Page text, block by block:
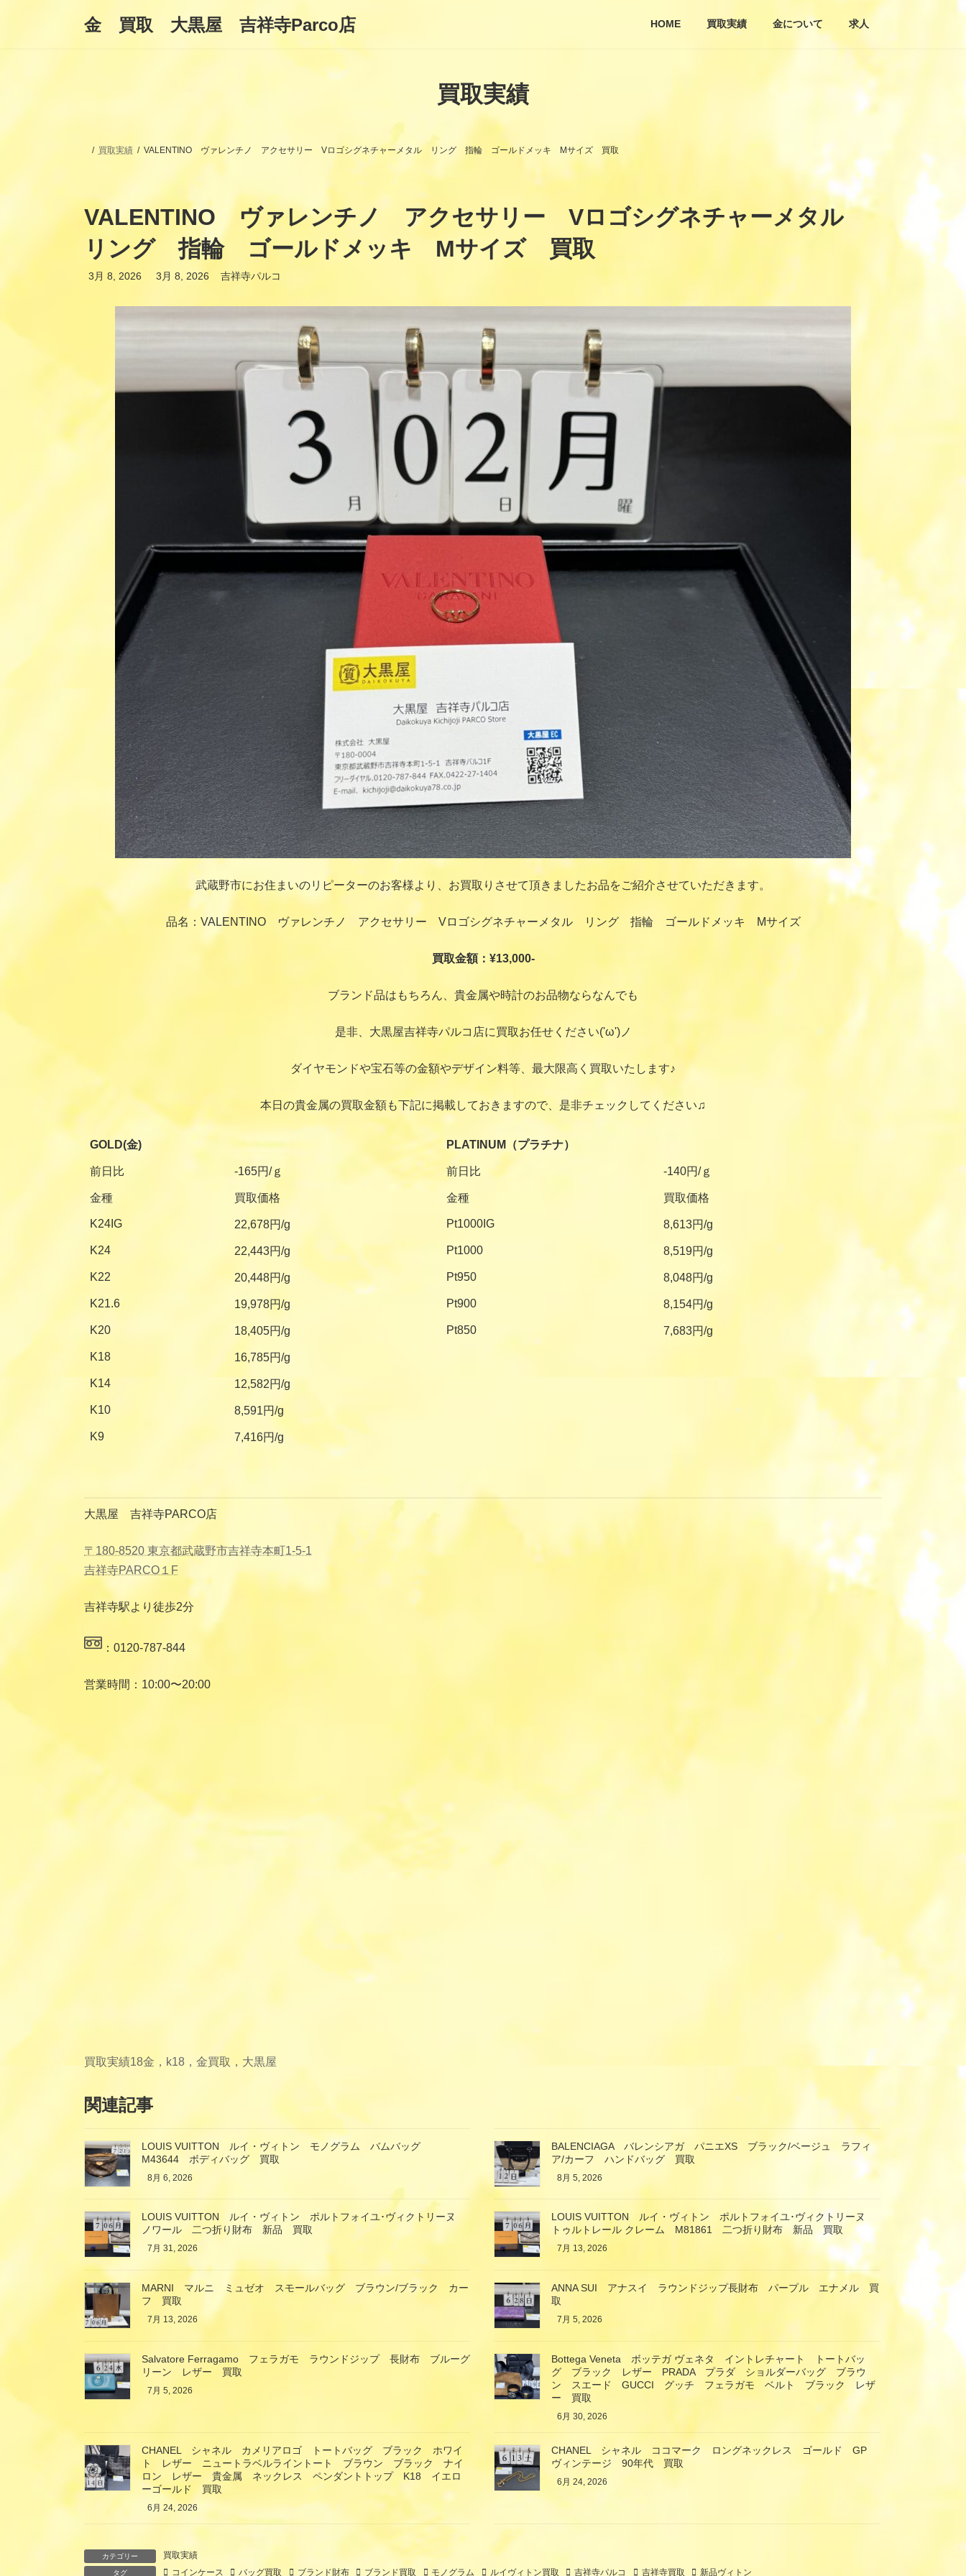
金 買取 大黒屋 吉祥寺Parco店 HOME 買取実績 金について 求人
買取実績
買取実績 VALENTINO ヴァレンチノ アクセサリー Vロゴシグネチャーメタル リング 指輪 ゴールドメッキ Mサイズ 買取
VALENTINO ヴァレンチノ アクセサリー Vロゴシグネチャーメタル
リング 指輪 ゴールドメッキ Mサイズ 買取
3月 8, 2026
最
3月 8, 2026 吉祥寺パルコ
武蔵野市にお住まいのリピーターのお客様より、お買取りさせて頂きましたお品をご紹介させていただきます。
品名：VALENTINO ヴァレンチノ アクセサリー Vロゴシグネチャーメタル リング 指輪 ゴールドメッキ Mサイズ
買取金額：¥13,000-
ブランド品はもちろん、貴金属や時計のお品物ならなんでも
是非、大黒屋吉祥寺パルコ店に買取お任せください('ω')ノ
ダイヤモンドや宝石等の金額やデザイン料等、最大限高く買取いたします♪
本日の貴金属の買取金額も下記に掲載しておきますので、是非チェックしてください♫
GOLD(金) PLATINUM（プラチナ）
前日比 -165円/ｇ 前日比 -140円/ｇ
金種 買取価格 金種 買取価格
K24IG 22,678円/g Pt1000IG 8,613円/g
K24 22,443円/g Pt1000 8,519円/g
K22 20,448円/g Pt950 8,048円/g
K21.6 19,978円/g Pt900 8,154円/g
K20 18,405円/g Pt850 7,683円/g
K18 16,785円/g
K14 12,582円/g
K10 8,591円/g
K9 7,416円/g
大黒屋 吉祥寺PARCO店
〒180-8520 東京都武蔵野市吉祥寺本町1-5-1
吉祥寺PARCO１F
吉祥寺駅より徒歩2分
：0120-787-844
営業時間：10:00〜20:00
買取実績18金，k18，金買取，大黒屋
関連記事
LOUIS VUITTON ルイ・ヴィトン モノグラム バムバッグ
M43644 ボディバッグ 買取
8月 6, 2026
BALENCIAGA バレンシアガ パニエXS ブラック/ベージュ ラフィ
ア/カーフ ハンドバッグ 買取
8月 5, 2026
LOUIS VUITTON ルイ・ヴィトン ポルトフォイユ･ヴィクトリーヌ
ノワール 二つ折り財布 新品 買取
7月 31, 2026
LOUIS VUITTON ルイ・ヴィトン ポルトフォイユ･ヴィクトリーヌ
トゥルトレール クレーム M81861 二つ折り財布 新品 買取
7月 13, 2026
MARNI マルニ ミュゼオ スモールバッグ ブラウン/ブラック カー
フ 買取
7月 13, 2026
ANNA SUI アナスイ ラウンドジップ長財布 パープル エナメル 買
取
7月 5, 2026
Salvatore Ferragamo フェラガモ ラウンドジップ 長財布 ブルーグ
リーン レザー 買取
7月 5, 2026
Bottega Veneta ボッテガ ヴェネタ イントレチャート トートバッ
グ ブラック レザー PRADA プラダ ショルダーバッグ ブラウ
ン スエード GUCCI グッチ フェラガモ ベルト ブラック レザ
ー 買取
6月 30, 2026
CHANEL シャネル カメリアロゴ トートバッグ ブラック ホワイ
ト レザー ニュートラベルライントート ブラウン ブラック ナイ
ロン レザー 貴金属 ネックレス ペンダントトップ K18 イエロ
ーゴールド 買取
6月 24, 2026
CHANEL シャネル ココマーク ロングネックレス ゴールド GP
ヴィンテージ 90年代 買取
6月 24, 2026
カテゴリー 買取実績
タグ コインケース バッグ買取 ブランド財布 ブランド買取 モノグラム ルイヴィトン買取 吉祥寺パルコ 吉祥寺買取 新品ヴィトン